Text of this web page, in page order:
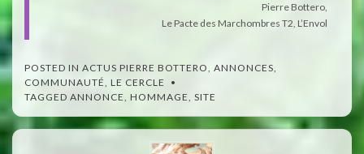
Pierre Bottero,
Le Pacte des Marchombres T2, L’Envol
POSTED IN ACTUS PIERRE BOTTERO, ANNONCES,
COMMUNAUTÉ, LE CERCLE
TAGGED ANNONCE, HOMMAGE, SITE